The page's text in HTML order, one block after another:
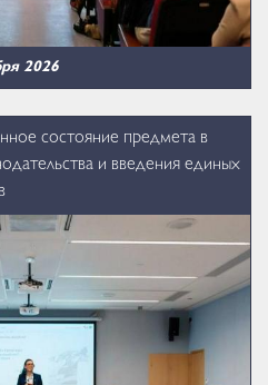
2026
состояние предмета в
и введения единых